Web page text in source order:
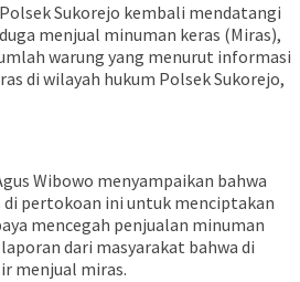
Sukorejo kembali mendatangi
menjual minuman keras (Miras),
warung yang menurut informasi
di wilayah hukum Polsek Sukorejo,
Wibowo menyampaikan bahwa
pertokoan ini untuk menciptakan
mencegah penjualan minuman
dari masyarakat bahwa di
menjual miras.